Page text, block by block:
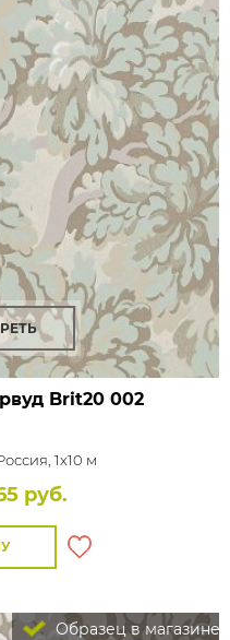
Brit20 002
1x10 м
руб.
Образец в магазине